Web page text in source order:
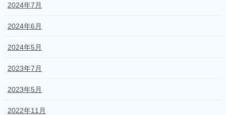
2024年7月
2024年6月
2024年5月
2023年7月
2023年5月
2022年11月